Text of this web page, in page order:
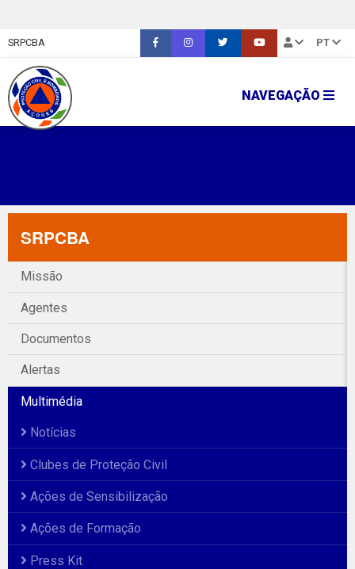
SRPCBA PT
NAVEGAÇÃO
SRPCBA
Missão
Agentes
Documentos
Alertas
Multimédia
Notícias
Clubes de Proteção Civil
Ações de Sensibilização
Ações de Formação
Press Kit